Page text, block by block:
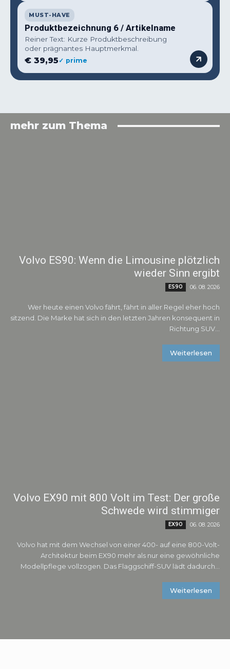
MUST-HAVE
Produktbezeichnung 6 / Artikelname
Reiner Text: Kurze Produktbeschreibung
oder prägnantes Hauptmerkmal.
€ 39,95✓ prime
mehr zum Thema
Volvo ES90: Wenn die Limousine plötzlich
wieder Sinn ergibt
ES90 06. 08. 2026
Wer heute einen Volvo fährt, fährt in aller Regel eher hoch
sitzend. Die Marke hat sich in den letzten Jahren konsequent in
Richtung SUV...
Weiterlesen
Volvo EX90 mit 800 Volt im Test: Der große
Schwede wird stimmiger
EX90 06. 08. 2026
Volvo hat mit dem Wechsel von einer 400- auf eine 800-Volt-
Architektur beim EX90 mehr als nur eine gewöhnliche
Modellpflege vollzogen. Das Flaggschiff-SUV lädt dadurch...
Weiterlesen